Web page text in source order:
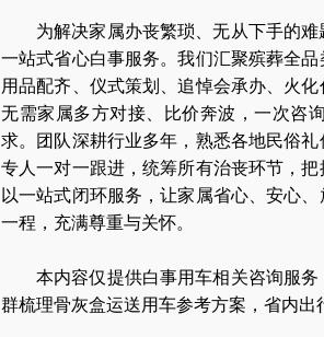
为解决家属办丧繁琐、无从下手的
一站式省心白事服务。我们汇聚殡葬全
用品配齐、仪式策划、追悼会承办、火
无需家属多方对接、比价奔波，一次咨
求。团队深耕行业多年，熟悉各地民俗
专人一对一跟进，统筹所有治丧环节，
以一站式闭环服务，让家属省心、安心
一程，充满尊重与关怀。
本内容仅提供白事用车相关咨询服
群梳理骨灰盒运送用车参考方案，省内出